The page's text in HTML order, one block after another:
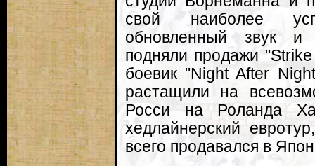
свой наиболее
обновленный звук и
подняли продажи
боевик "Night After
растащили на
Росси на Роланда
хедлайнерский
всего продавался в